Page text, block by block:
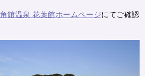
角館温泉 花葉館ホームページにてご確認